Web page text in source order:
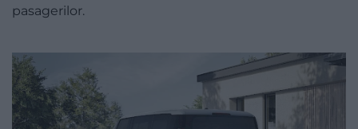
pasagerilor.